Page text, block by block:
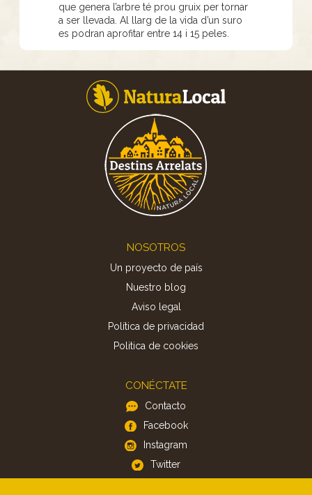
que genera l’arbre té prou gruix per tornar
a ser llevada. Al llarg de la vida d’un suro
es podran aprofitar entre 14 i 15 peles.
NOSOTROS
Un proyecto de país
Nuestro blog
Aviso legal
Política de privacidad
Politica de cookies
CONÉCTATE
Contacto
Facebook
Instagram
Twitter